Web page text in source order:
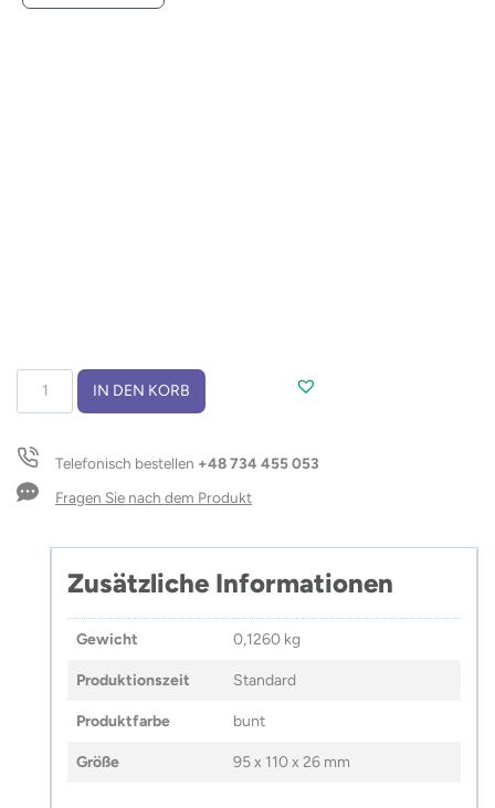
Flachmann
ml
Menge
IN DEN KORB
Telefonisch bestellen +48 734 455 053
Fragen Sie nach dem Produkt
Zusätzliche Informationen
Gewicht 0,1260 kg
Produktionszeit Standard
Produktfarbe bunt
Größe 95 x 110 x 26 mm